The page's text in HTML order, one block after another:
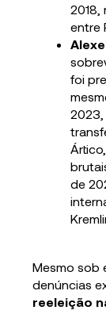
entre
foi
de
Mesmo sob
denúncias
reeleição